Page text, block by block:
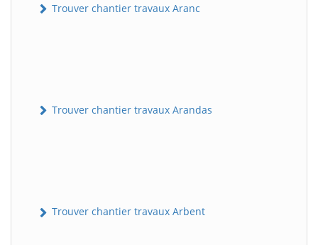
Trouver chantier travaux Aranc
Trouver chantier travaux Arandas
Trouver chantier travaux Arbent